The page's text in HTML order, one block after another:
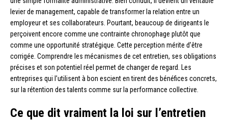
levier de management, capable de transformer la relation entre un
employeur et ses collaborateurs. Pourtant, beaucoup de dirigeants le
perçoivent encore comme une contrainte chronophage plutôt que
comme une opportunité stratégique. Cette perception mérite d’être
corrigée. Comprendre les mécanismes de cet entretien, ses obligations
précises et son potentiel réel permet de changer de regard. Les
entreprises qui l’utilisent à bon escient en tirent des bénéfices concrets,
sur la rétention des talents comme sur la performance collective.
Ce que dit vraiment la loi sur l’entretien